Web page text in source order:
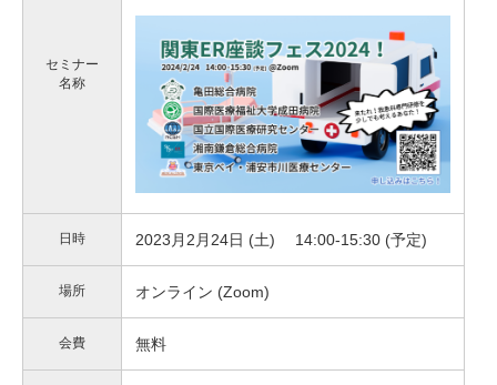
セミナー
名称
日時 2023月2月24日 (土) 14:00-15:30 (予定)
場所 オンライン (Zoom)
会費 無料